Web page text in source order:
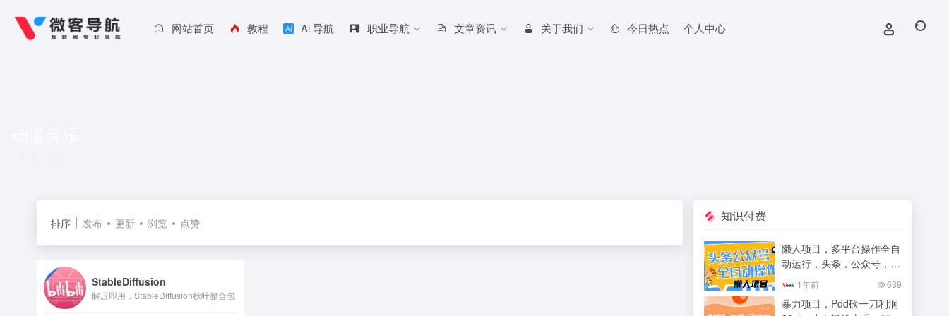
网站首页 教程 Ai 导航 职业导航 文章资讯 关于我们 今日热点 个人中心
排序 发布 更新 浏览 点赞
StableDiffusion
解压即用，StableDiffusion秋叶整合包
知识付费
懒人项目，多平台操作全自
动运行，头条，公众号，下
班实操5分钟日入500+
1年前 639
暴力项目，Pdd砍一刀利润